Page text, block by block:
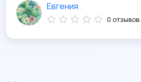
Евгения
0 отзывов